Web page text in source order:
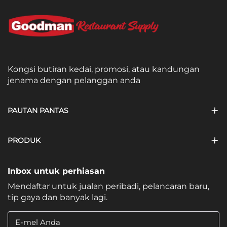
Kongsi butiran kedai, promosi, atau kandungan
jenama dengan pelanggan anda
PAUTAN PANTAS
PRODUK
Inbox untuk perhiasan
Mendaftar untuk jualan peribadi, pelancaran baru,
tip gaya dan banyak lagi.
E-mel Anda